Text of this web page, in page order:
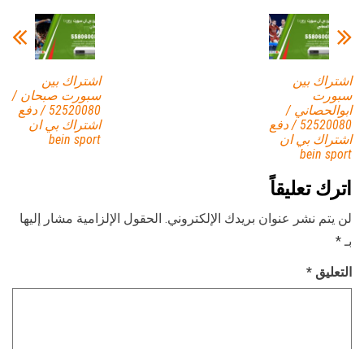
اشتراك بين
سبورت صبحان /
52520080 / دفع
اشتراك بي ان
bein sport
اشتراك بين
سبورت
ابوالحصاني /
52520080 / دفع
اشتراك بي ان
bein sport
اترك تعليقاً
لن يتم نشر عنوان بريدك الإلكتروني. الحقول الإلزامية مشار إليها
بـ*
التعليق *